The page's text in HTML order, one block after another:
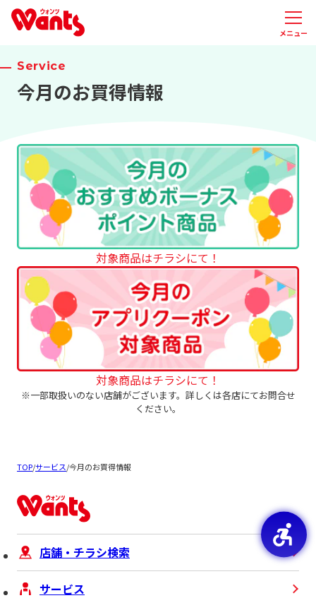
メニュー
Service
今月のお買得情報
対象商品はチラシにて！
対象商品はチラシにて！
※一部取扱いのない店舗がございます。詳しくは各店にてお問合せ
ください。
TOP/サービス/今月のお買得情報
店舗・チラシ検索
サービス